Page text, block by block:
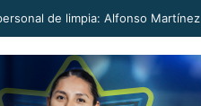
de limpia: Alfonso Martínez